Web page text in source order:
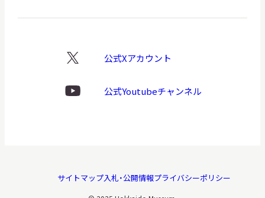
X
ゴ
公式Xアカウント
Youtube
公式Youtubeチャンネル
サイトマップ入札・公開情報プライバシーポリシー